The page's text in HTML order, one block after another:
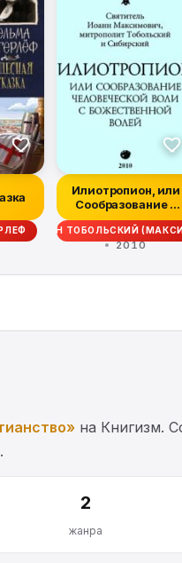
Илиотропион, или
Сообразование с
Божественной
Воле...
ИОАНН ТОБОЛЬСКИЙ
2010
на Книгизм.
2
жанра